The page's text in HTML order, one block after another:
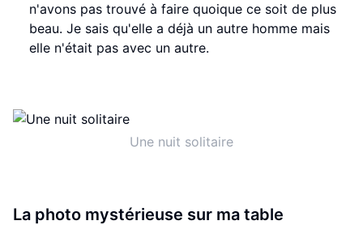
n'avons pas trouvé à faire quoique ce soit de plus
beau. Je sais qu'elle a déjà un autre homme mais
elle n'était pas avec un autre.
Une nuit solitaire
La photo mystérieuse sur ma table